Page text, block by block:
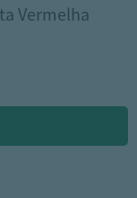
Vermelha